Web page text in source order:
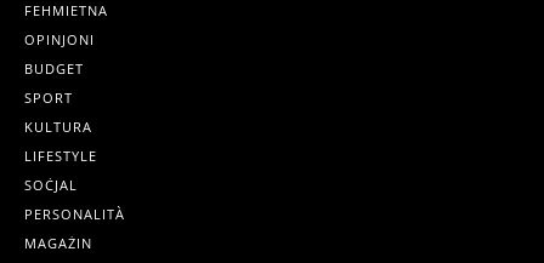
FEHMIETNA
OPINJONI
BUDGET
SPORT
KULTURA
LIFESTYLE
SOĊJAL
PERSONALITÀ
MAGAŻIN